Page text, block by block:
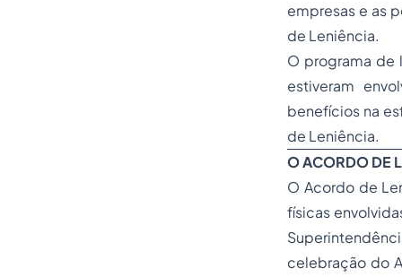
empresas e as
de Leniência.
O programa de
estiveram
benefícios na
de Leniência.
O ACORDO DE
O Acordo de
físicas
celebração do